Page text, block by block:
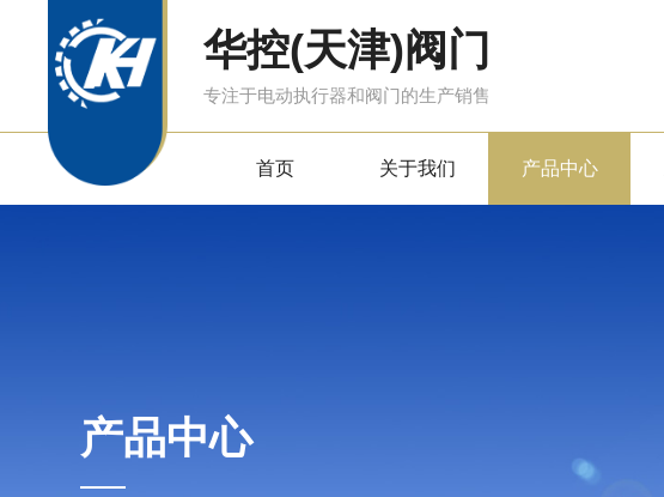
华控(天津)阀门
专注于电动执行器和阀门的生产销售
首页 关于我们 产品中心
产品中心